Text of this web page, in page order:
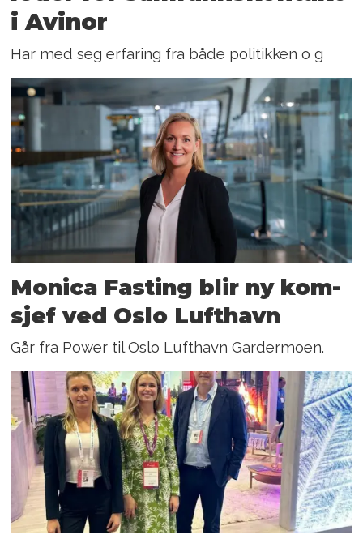
i Avinor
Har med seg erfaring fra både politikken o g
Monica Fasting blir ny kom-
sjef ved Oslo Lufthavn
Går fra Power til Oslo Lufthavn Gardermoen.